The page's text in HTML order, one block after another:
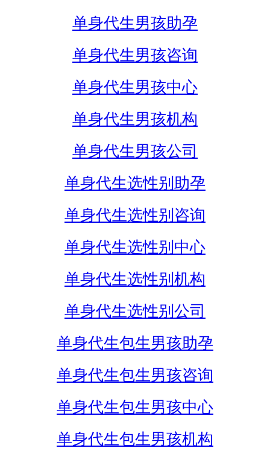
单身代生男孩助孕
单身代生男孩咨询
单身代生男孩中心
单身代生男孩机构
单身代生男孩公司
单身代生选性别助孕
单身代生选性别咨询
单身代生选性别中心
单身代生选性别机构
单身代生选性别公司
单身代生包生男孩助孕
单身代生包生男孩咨询
单身代生包生男孩中心
单身代生包生男孩机构